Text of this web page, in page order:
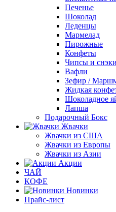
Печенье
Шоколад
Леденцы
Мармелад
Пирожные
Конфеты
Чипсы и снэки
Вафли
Зефир /
Жидкая
Шоколадное
Лапша
Подарочный Бокс
Жвачки
Жвачки из США
Жвачки из Европы
Жвачки из Азии
Акции
ЧАЙ
КОФЕ
Новинки
Прайс-лист